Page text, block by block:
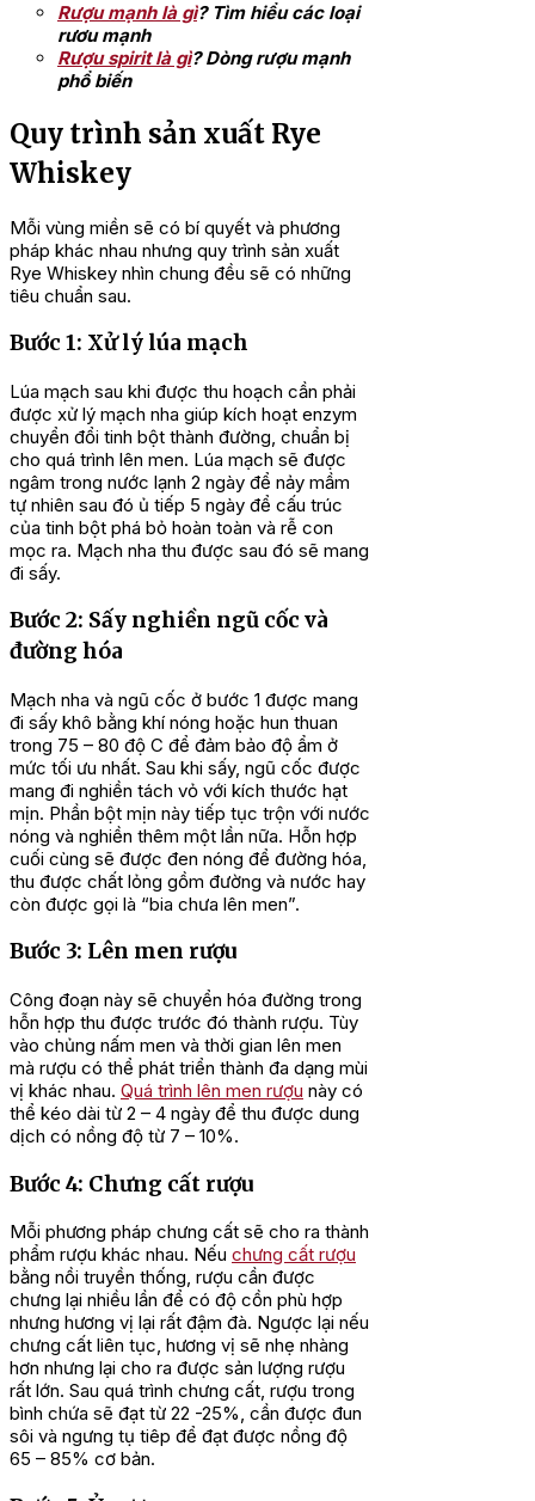
Rượu mạnh là gì? Tìm hiểu các loại
rươu mạnh
Rượu spirit là gì? Dòng rượu mạnh
phổ biến
Quy trình sản xuất Rye
Whiskey
Mỗi vùng miền sẽ có bí quyết và phương
pháp khác nhau nhưng quy trình sản xuất
Rye Whiskey nhìn chung đều sẽ có những
tiêu chuẩn sau.
Bước 1: Xử lý lúa mạch
Lúa mạch sau khi được thu hoạch cần phải
được xử lý mạch nha giúp kích hoạt enzym
chuyển đổi tinh bột thành đường, chuẩn bị
cho quá trình lên men. Lúa mạch sẽ được
ngâm trong nước lạnh 2 ngày để nảy mầm
tự nhiên sau đó ủ tiếp 5 ngày để cấu trúc
của tinh bột phá bỏ hoàn toàn và rễ con
mọc ra. Mạch nha thu được sau đó sẽ mang
đi sấy.
Bước 2: Sấy nghiền ngũ cốc và
đường hóa
Mạch nha và ngũ cốc ở bước 1 được mang
đi sấy khô bằng khí nóng hoặc hun thuan
trong 75 – 80 độ C để đảm bảo độ ẩm ở
mức tối ưu nhất. Sau khi sấy, ngũ cốc được
mang đi nghiền tách vỏ với kích thước hạt
mịn. Phần bột mịn này tiếp tục trộn với nước
nóng và nghiền thêm một lần nữa. Hỗn hợp
cuối cùng sẽ được đen nóng để đường hóa,
thu được chất lỏng gồm đường và nước hay
còn được gọi là “bia chưa lên men”.
Bước 3: Lên men rượu
Công đoạn này sẽ chuyển hóa đường trong
hỗn hợp thu được trước đó thành rượu. Tùy
vào chủng nấm men và thời gian lên men
mà rượu có thể phát triển thành đa dạng mùi
vị khác nhau. Quá trình lên men rượu này có
thể kéo dài từ 2 – 4 ngày để thu được dung
dịch có nồng độ từ 7 – 10%.
Bước 4: Chưng cất rượu
Mỗi phương pháp chưng cất sẽ cho ra thành
phẩm rượu khác nhau. Nếu chưng cất rượu
bằng nồi truyền thống, rượu cần được
chưng lại nhiều lần để có độ cồn phù hợp
nhưng hương vị lại rất đậm đà. Ngược lại nếu
chưng cất liên tục, hương vị sẽ nhẹ nhàng
hơn nhưng lại cho ra được sản lượng rượu
rất lớn. Sau quá trình chưng cất, rượu trong
bình chứa sẽ đạt từ 22 -25%, cần được đun
sôi và ngưng tụ tiêp để đạt được nồng độ
65 – 85% cơ bản.